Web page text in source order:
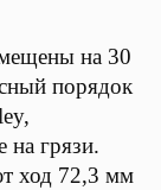
на 30
порядок
на грязи.
ход 72,3 мм